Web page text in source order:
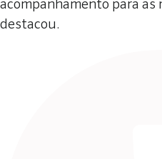
acompanhamento para as
destacou.